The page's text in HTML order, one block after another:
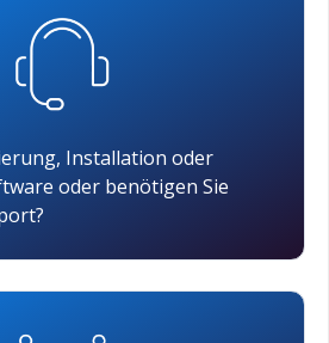
Installation oder
oder benötigen Sie